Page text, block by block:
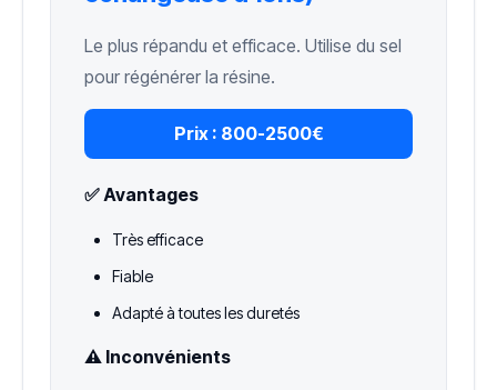
Le plus répandu et efficace. Utilise du sel
pour régénérer la résine.
Prix : 800-2500€
✅ Avantages
Très efficace
Fiable
Adapté à toutes les duretés
⚠️ Inconvénients